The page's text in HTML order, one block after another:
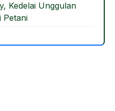
Kedelai Unggulan
Petani